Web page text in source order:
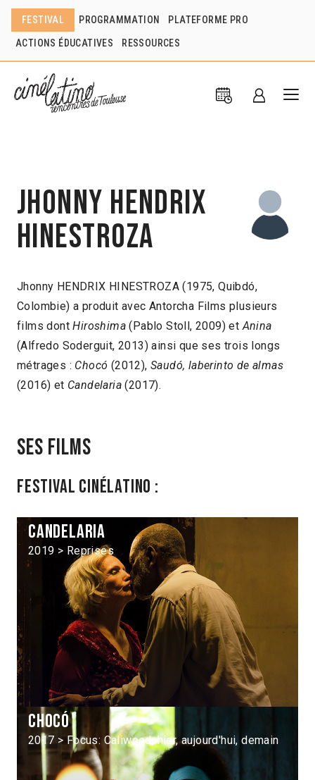
FESTIVAL PROGRAMMATION PLATEFORME PRO
ACTIONS ÉDUCATIVES RESSOURCES
Jhonny Hendrix
Hinestroza
Jhonny HENDRIX HINESTROZA (1975, Quibdó,
Colombie) a produit avec Antorcha Films plusieurs
films dontHiroshima(Pablo Stoll, 2009) etAnina
(Alfredo Soderguit, 2013) ainsi que ses trois longs
métrages : Chocó (2012),Saudó, laberinto de almas
(2016) et Candelaria(2017).
Ses films
Festival Cinélatino :
Candelaria
2019 > Reprises
Chocó
2017 > Focus: Caliwood, hier, aujourd'hui, demain